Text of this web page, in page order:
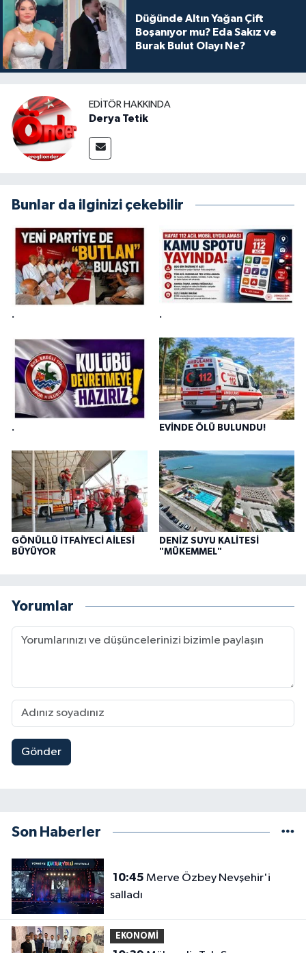
Düğünde Altın Yağan Çift
Boşanıyor mu? Eda Sakız ve
Burak Bulut Olayı Ne?
EDITÖR HAKKINDA
Derya Tetik
Bunlar da ilginizi çekebilir
. .
. EVİNDE ÖLÜ BULUNDU!
GÖNÜLLÜ İTFAİYECİ AİLESİ
BÜYÜYOR
DENİZ SUYU KALİTESİ
"MÜKEMMEL"
Yorumlar
Gönder
Son Haberler
10:45
salladı
EKONOMİ